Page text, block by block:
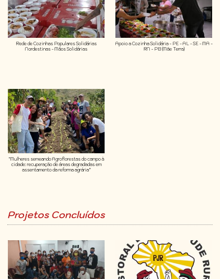
Rede de Cozinhas Populares Solidárias
Nordestinas - Mãos Solidárias
Apoio a Cozinha Solidária - PE - AL - SE - MA -
RN - PB (Mãe Terra)
“Mulheres semeando Agroflorestas do campo à
cidade: recuperação de áreas degradadas em
assentamento da reforma agrária”
Projetos Concluídos